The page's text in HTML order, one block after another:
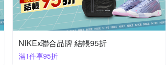
NIKEx聯合品牌 結帳95折
滿1件享95折